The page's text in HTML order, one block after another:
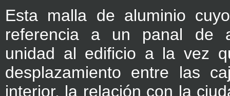
Esta malla de aluminio
referencia a un panal de
unidad al edificio a la vez
desplazamiento entre las
interior, la relación con la